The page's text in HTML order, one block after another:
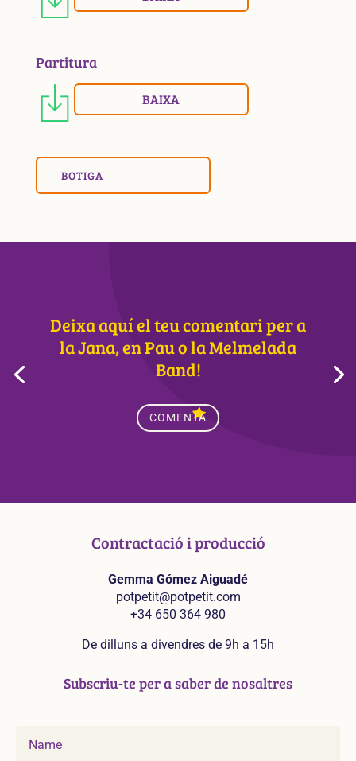
Partitura
BAIXA
BOTIGA
Deixa aquí el teu comentari per a
la Jana, en Pau o la Melmelada
Band!
COMENTA
Contractació i producció
Gemma Gómez Aiguadé
potpetit@potpetit.com
+34 650 364 980
De dilluns a divendres de 9h a 15h
Subscriu-te per a saber de nosaltres